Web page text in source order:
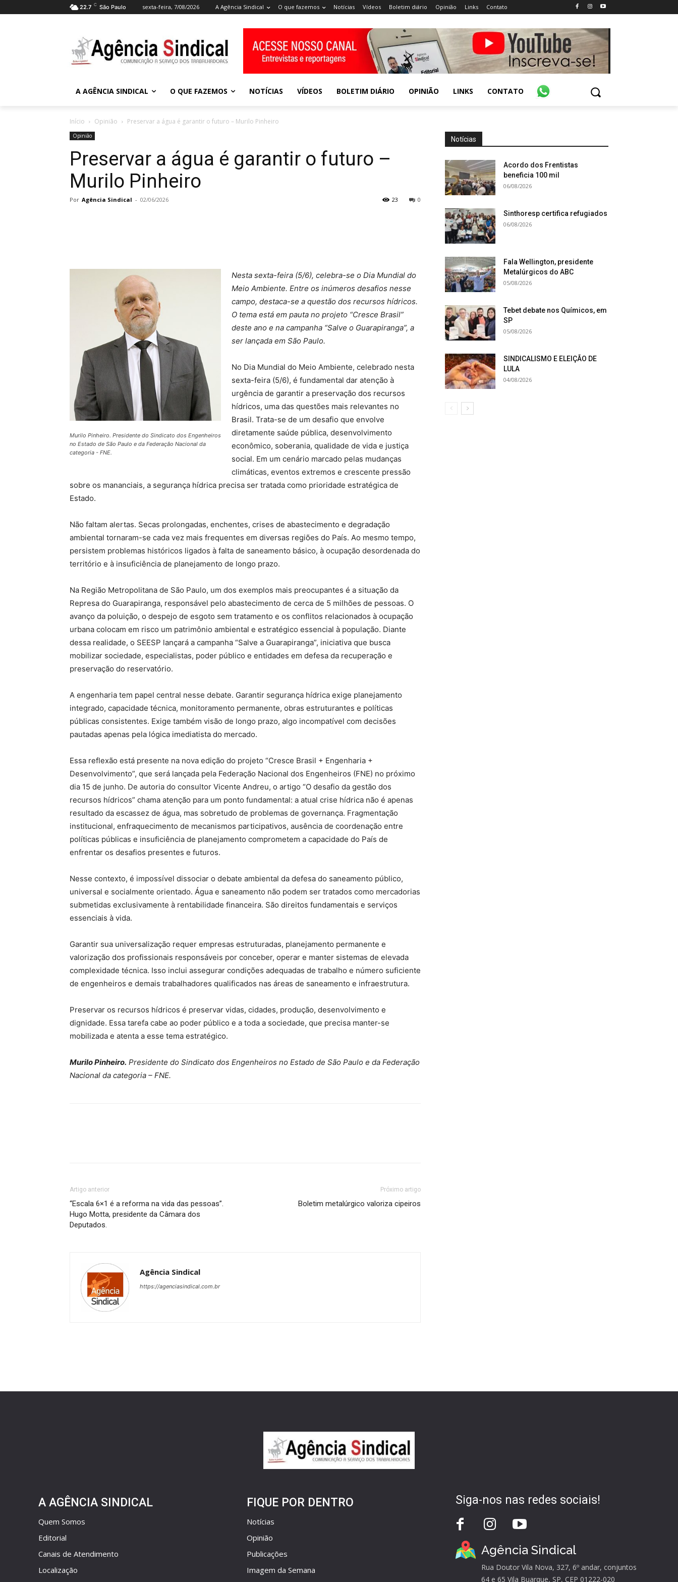
22.7 C São Paulo sexta-feira, 7/08/2026 A Agência Sindical O que fazemos Notícias Vídeos Boletim diário Opinião Links Contato
A AGÊNCIA SINDICAL O QUE FAZEMOS NOTÍCIAS VÍDEOS BOLETIM DIÁRIO OPINIÃO LINKS CONTATO
Início Opinião Preservar a água é garantir o futuro – Murilo Pinheiro
Opinião
Preservar a água é garantir o futuro –
Murilo Pinheiro
Por Agência Sindical - 02/06/2026 0
23
Murilo Pinheiro. Presidente do Sindicato dos Engenheiros
no Estado de São Paulo e da Federação Nacional da
categoria - FNE.
Nesta sexta-feira (5/6), celebra-se o Dia Mundial do
Meio Ambiente. Entre os inúmeros desafios nesse
campo, destaca-se a questão dos recursos hídricos.
O tema está em pauta no projeto “Cresce Brasil”
deste ano e na campanha “Salve o Guarapiranga”, a
ser lançada em São Paulo.
No Dia Mundial do Meio Ambiente, celebrado nesta
sexta-feira (5/6), é fundamental dar atenção à
urgência de garantir a preservação dos recursos
hídricos, uma das questões mais relevantes no
Brasil. Trata-se de um desafio que envolve
diretamente saúde pública, desenvolvimento
econômico, soberania, qualidade de vida e justiça
social. Em um cenário marcado pelas mudanças
climáticas, eventos extremos e crescente pressão
sobre os mananciais, a segurança hídrica precisa ser tratada como prioridade estratégica de
Estado.
Não faltam alertas. Secas prolongadas, enchentes, crises de abastecimento e degradação
ambiental tornaram-se cada vez mais frequentes em diversas regiões do País. Ao mesmo tempo,
persistem problemas históricos ligados à falta de saneamento básico, à ocupação desordenada do
território e à insuficiência de planejamento de longo prazo.
Na Região Metropolitana de São Paulo, um dos exemplos mais preocupantes é a situação da
Represa do Guarapiranga, responsável pelo abastecimento de cerca de 5 milhões de pessoas. O
avanço da poluição, o despejo de esgoto sem tratamento e os conflitos relacionados à ocupação
urbana colocam em risco um patrimônio ambiental e estratégico essencial à população. Diante
dessa realidade, o SEESP lançará a campanha “Salve a Guarapiranga”, iniciativa que busca
mobilizar sociedade, especialistas, poder público e entidades em defesa da recuperação e
preservação do reservatório.
A engenharia tem papel central nesse debate. Garantir segurança hídrica exige planejamento
integrado, capacidade técnica, monitoramento permanente, obras estruturantes e políticas
públicas consistentes. Exige também visão de longo prazo, algo incompatível com decisões
pautadas apenas pela lógica imediatista do mercado.
Essa reflexão está presente na nova edição do projeto “Cresce Brasil + Engenharia +
Desenvolvimento”, que será lançada pela Federação Nacional dos Engenheiros (FNE) no próximo
dia 15 de junho. De autoria do consultor Vicente Andreu, o artigo “O desafio da gestão dos
recursos hídricos” chama atenção para um ponto fundamental: a atual crise hídrica não é apenas
resultado da escassez de água, mas sobretudo de problemas de governança. Fragmentação
institucional, enfraquecimento de mecanismos participativos, ausência de coordenação entre
políticas públicas e insuficiência de planejamento comprometem a capacidade do País de
enfrentar os desafios presentes e futuros.
Nesse contexto, é impossível dissociar o debate ambiental da defesa do saneamento público,
universal e socialmente orientado. Água e saneamento não podem ser tratados como mercadorias
submetidas exclusivamente à rentabilidade financeira. São direitos fundamentais e serviços
essenciais à vida.
Garantir sua universalização requer empresas estruturadas, planejamento permanente e
valorização dos profissionais responsáveis por conceber, operar e manter sistemas de elevada
complexidade técnica. Isso inclui assegurar condições adequadas de trabalho e número suficiente
de engenheiros e demais trabalhadores qualificados nas áreas de saneamento e infraestrutura.
Preservar os recursos hídricos é preservar vidas, cidades, produção, desenvolvimento e
dignidade. Essa tarefa cabe ao poder público e a toda a sociedade, que precisa manter-se
mobilizada e atenta a esse tema estratégico.
Murilo Pinheiro. Presidente do Sindicato dos Engenheiros no Estado de São Paulo e da Federação
Nacional da categoria – FNE.
Artigo anterior
“Escala 6×1 é a reforma na vida das pessoas”.
Hugo Motta, presidente da Câmara dos
Deputados.
Próximo artigo
Boletim metalúrgico valoriza cipeiros
Agência Sindical
https://agenciasindical.com.br
Notícias
Acordo dos Frentistas
beneficia 100 mil
06/08/2026
Sinthoresp certifica refugiados
06/08/2026
Fala Wellington, presidente
Metalúrgicos do ABC
05/08/2026
Tebet debate nos Químicos, em
SP
05/08/2026
SINDICALISMO E ELEIÇÃO DE
LULA
04/08/2026
A AGÊNCIA SINDICAL
Quem Somos
Editorial
Canais de Atendimento
Localização
FIQUE POR DENTRO
Notícias
Opinião
Publicações
Imagem da Semana
Siga-nos nas redes sociais!
Agência Sindical
Rua Doutor Vila Nova, 327, 6º andar, conjuntos
64 e 65 Vila Buarque, SP, CEP 01222-020